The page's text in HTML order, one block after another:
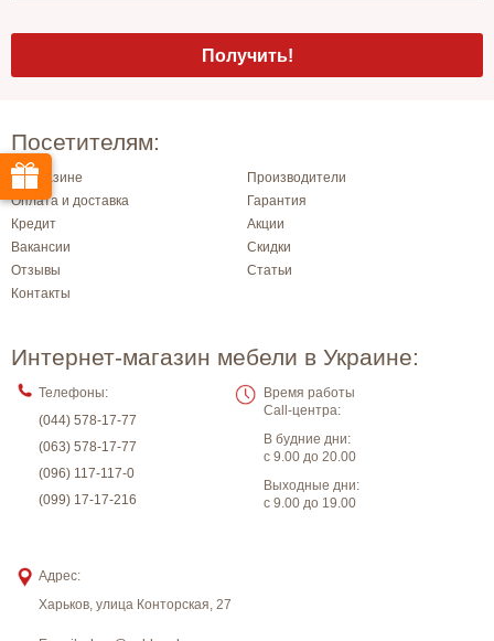
Посетителям:
О магазине
Производители
Оплата и доставка
Гарантия
Кредит
Акции
Вакансии
Скидки
Отзывы
Статьи
Контакты
Интернет-магазин мебели в Украине:
Телефоны:
(044) 578-17-77
(063) 578-17-77
(096) 117-117-0
(099) 17-17-216
Время работы
Call-центра:
В будние дни:
с 9.00 до 20.00
Выходные дни:
с 9.00 до 19.00
Адрес:
Харьков, улица Конторская, 27